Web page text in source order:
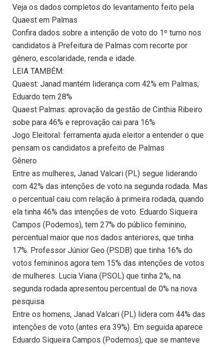
Veja os dados completos do levantamento feito pela
Quaest em Palmas
Confira dados sobre a intenção de voto do 1º turno nos
candidatos à Prefeitura de Palmas com recorte por
gênero, escolaridade, renda e idade.
LEIA TAMBÉM:
Quaest: Janad mantém liderança com 42% em Palmas;
Eduardo tem 28%
Quaest Palmas: aprovação da gestão de Cinthia Ribeiro
sobe para 46% e reprovação cai para 16%
Jogo Eleitoral: ferramenta ajuda eleitor a entender o que
pensam os candidatos a prefeito de Palmas
Gênero
Entre as mulheres, Janad Valcari (PL) segue liderando
com 42% das intenções de voto na segunda rodada. Mas
o percentual caiu com relação à primeira rodada, quando
ela tinha 46% das intenções de voto. Eduardo Siqueira
Campos (Podemos), tem 27% do público feminino,
percentual maior que nos dados anteriores, que tinha
17%. Professor Júnior Geo (PSDB) que tinha 16% do
votos femininos agora tem 15% das intenções de votos
de mulheres. Lucia Viana (PSOL) que tinha 2%, na
segunda rodada apresentou percentual de 0% na nova
pesquisa.
Entre os homens, Janad Valcari (PL) lidera com 44% das
intenções de voto (antes era 39%). Em seguida aparece
Eduardo Siqueira Campos (Podemos), que se manteve